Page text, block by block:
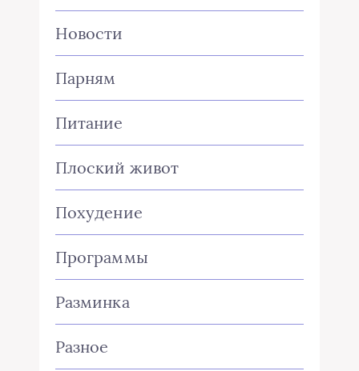
Новости
Парням
Питание
Плоский живот
Похудение
Программы
Разминка
Разное